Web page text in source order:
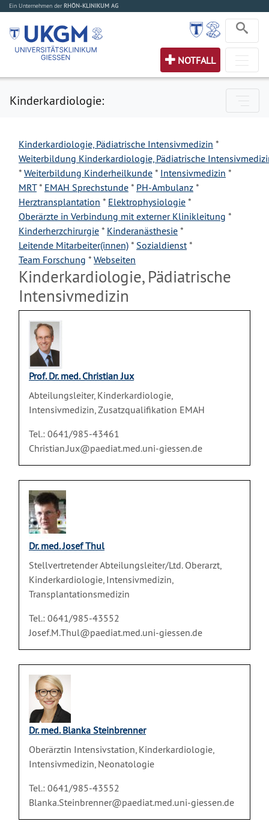
Ein Unternehmen der RHÖN-KLINIKUM AG
NOTFALL
Kinderkardiologie:
Kinderkardiologie, Pädiatrische Intensivmedizin *
Weiterbildung Kinderkardiologie, Pädiatrische
* Weiterbildung Kinderheilkunde * Intensivmedizin *
MRT* EMAH Sprechstunde * PH-Ambulanz *
Herztransplantation * Elektrophysiologie *
Oberärzte in Verbindung mit externer Klinikleitung *
Kinderherzchirurgie * Kinderanästhesie *
Leitende Mitarbeiter(innen) * Sozialdienst*
Team Forschung * Webseiten
Kinderkardiologie, Pädiatrische
Intensivmedizin
Prof. Dr. med. Christian Jux
Abteilungsleiter, Kinderkardiologie,
Intensivmedizin, Zusatzqualifikation EMAH
Tel.: 0641/985-43461
Christian.Jux@paediat.med.uni-giessen.de
Dr. med. Josef Thul
Stellvertretender Abteilungsleiter/Ltd. Oberarzt,
Kinderkardiologie, Intensivmedizin,
Transplantationsmedizin
Tel.: 0641/985-43552
Josef.M.Thul@paediat.med.uni-giessen.de
Dr. med. Blanka Steinbrenner
Oberärztin Intensivstation, Kinderkardiologie,
Intensivmedizin, Neonatologie
Tel.: 0641/985-43552
Blanka.Steinbrenner@paediat.med.uni-giessen.de